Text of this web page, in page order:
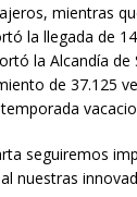
mientras
la llegada de
la Alcandía de
de 37.125
seguiremos
nuestras